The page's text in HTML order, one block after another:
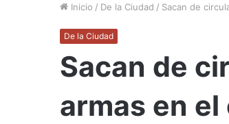
Inicio / De la Ciudad / Sacan de
De la Ciudad
Sacan de
armas en